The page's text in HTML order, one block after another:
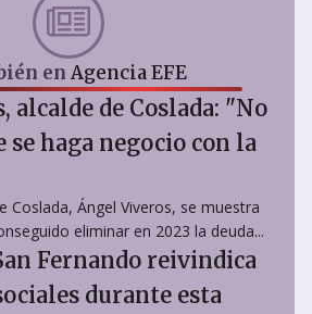
en Agencia EFE
alcalde de Coslada: "No
se haga negocio con la
Coslada, Ángel Viveros, se muestra
eliminar en 2023 la deuda...
Fernando reivindica
durante esta